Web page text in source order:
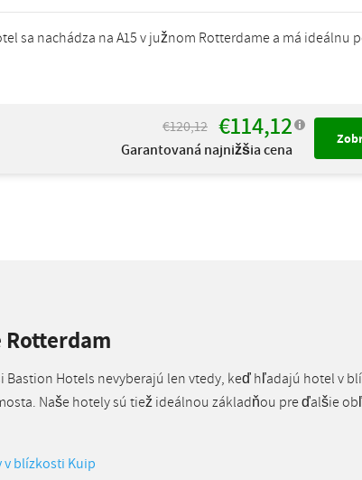
sa nachádza na A15 v južnom Rotterdame a má ideálnu
€120,12 €114,12
Garantovaná najnižšia cena
Rotterdam
Bastion Hotels nevyberajú len vtedy, keď hľadajú hotel v
Naše hotely sú tiež ideálnou základňou pre ďalšie
v blízkosti Kuip